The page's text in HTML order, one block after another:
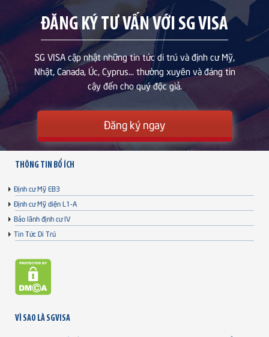
ĐĂNG KÝ TƯ VẤN VỚI SG VISA
SG VISA cập nhật những tin tức di trú và định cư Mỹ,
Nhật, Canada, Úc, Cyprus... thường xuyên và đáng tin
cậy đến cho quý độc giả.
Đăng ký ngay
THÔNG TIN BỔ ÍCH
Định cư Mỹ EB3
Định cư Mỹ diện L1-A
Bảo lãnh định cư IV
Tin Tức Di Trú
VÌ SAO LÀ SGVISA